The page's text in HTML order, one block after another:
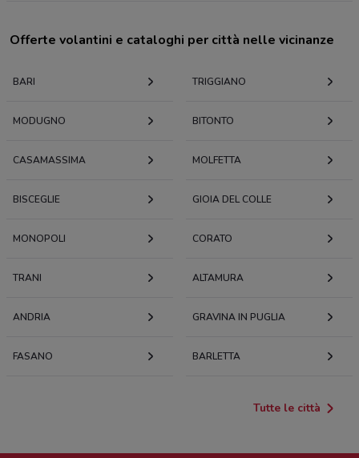
Offerte volantini e cataloghi per città nelle vicinanze
BARI TRIGGIANO
MODUGNO BITONTO
CASAMASSIMA MOLFETTA
BISCEGLIE GIOIA DEL COLLE
MONOPOLI CORATO
TRANI ALTAMURA
ANDRIA GRAVINA IN PUGLIA
FASANO BARLETTA
Tutte le città